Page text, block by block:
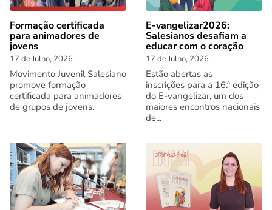
Formação certificada
para animadores de
jovens
17 de Julho, 2026
Movimento Juvenil Salesiano
promove formação
certificada para animadores
de grupos de jovens.
E-vangelizar2026:
Salesianos desafiam a
educar com o coração
17 de Julho, 2026
Estão abertas as
inscrições para a 16.ª edição
do E-vangelizar, um dos
maiores encontros nacionais
de...